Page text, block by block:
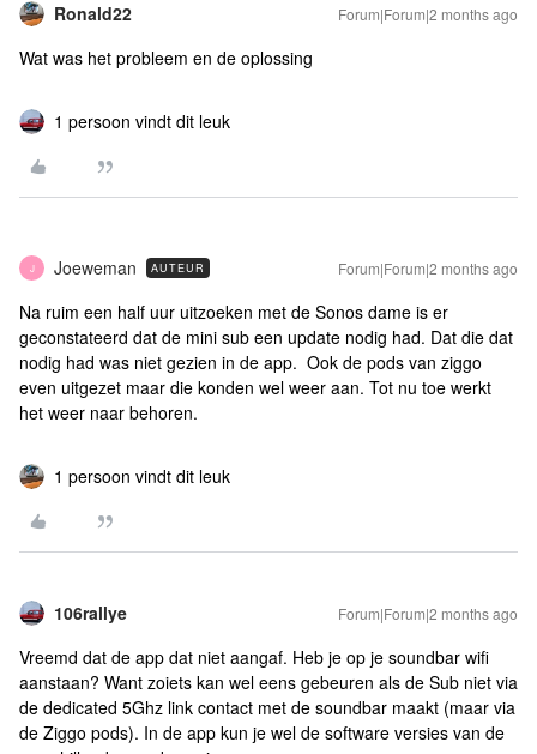
Ronald22 Forum|Forum|2 months ago
Wat was het probleem en de oplossing
1 persoon vindt dit leuk
J Joeweman AUTEUR Forum|Forum|2 months ago
Na ruim een half uur uitzoeken met de Sonos dame is er
geconstateerd dat de mini sub een update nodig had. Dat die dat
nodig had was niet gezien in de app. Ook de pods van ziggo
even uitgezet maar die konden wel weer aan. Tot nu toe werkt
het weer naar behoren.
1 persoon vindt dit leuk
106rallye Forum|Forum|2 months ago
Vreemd dat de app dat niet aangaf. Heb je op je soundbar wifi
aanstaan? Want zoiets kan wel eens gebeuren als de Sub niet via
de dedicated 5Ghz link contact met de soundbar maakt (maar via
de Ziggo pods). In de app kun je wel de software versies van de